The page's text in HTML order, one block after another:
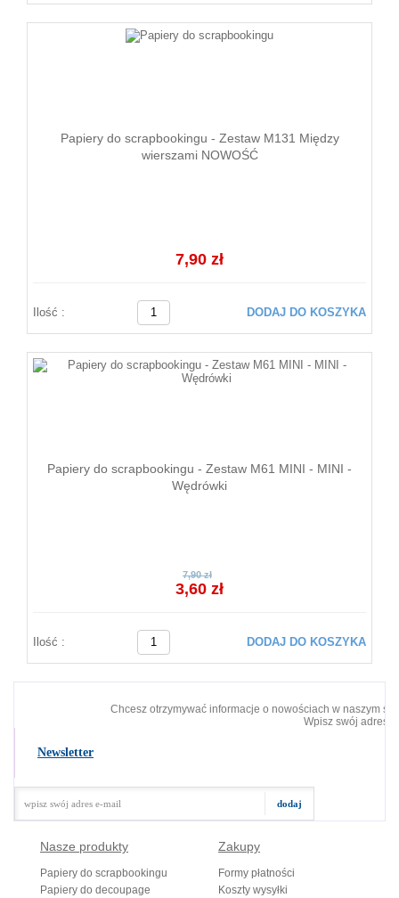
Papiery do scrapbookingu - Zestaw M131 Między
wierszami NOWOŚĆ
7,90 zł
Ilość : DODAJ DO KOSZYKA
Papiery do scrapbookingu - Zestaw M61 MINI - MINI -
Wędrówki
7,90 zł
3,60 zł
Ilość : DODAJ DO KOSZYKA
Chcesz otrzymywać informacje o nowościach w naszym
Wpisz swój adres
Newsletter
Nasze produkty
Papiery do scrapbookingu
Papiery do decoupage
Zakupy
Formy płatności
Koszty wysyłki